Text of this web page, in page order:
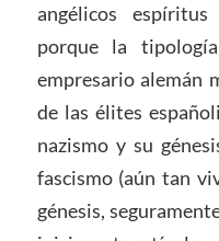
angélicos
porque la
empresario alemán
de las élites
nazismo y su
fascismo (aún tan
génesis,